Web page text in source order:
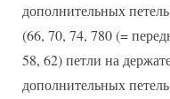
дополнительных
(66, 70, 74, 780 (=
58, 62) петли на
дополнительных